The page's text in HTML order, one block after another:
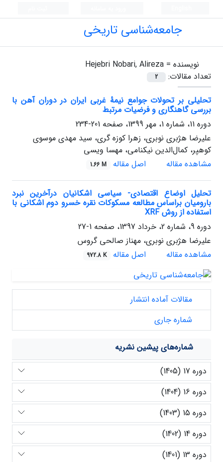
جامعه‌شناسی تاریخی
نویسنده = Hejebri Nobari, Alireza
تعداد مقالات:
2
تحلیلی بر تحولات جوامع نیمۀ غربی ایران در دوران آهن با
بررسی گاهنگاری و فرضیات مرتبط
دوره 11، شماره 1، مهر 1399، صفحه
201-234
علیرضا هژبری نوبری، زهرا کوزه گری، سید مهدی موسوی
کوهپر، کمال‌الدین نیکنامی، مهسا ویسی
مشاهده مقاله
اصل مقاله 1.66 M
تحلیل اوضاع اقتصادی- سیاسی اشکانیان درآخرین نبرد
بارومیان براساس مطالعه مسکوکات نقره خسرو دوم اشکانی با
استفاده از روش XRF
دوره 9، شماره 2، خرداد 1397، صفحه
1-27
علیرضا هژبری نوبری، مهناز صالحی گروس
مشاهده مقاله
اصل مقاله 972.8 K
مقالات آماده انتشار
شماره جاری
شماره‌های پیشین نشریه
دوره 17 (1405)
دوره 16 (1404)
دوره 15 (1403)
دوره 14 (1402)
دوره 13 (1401)